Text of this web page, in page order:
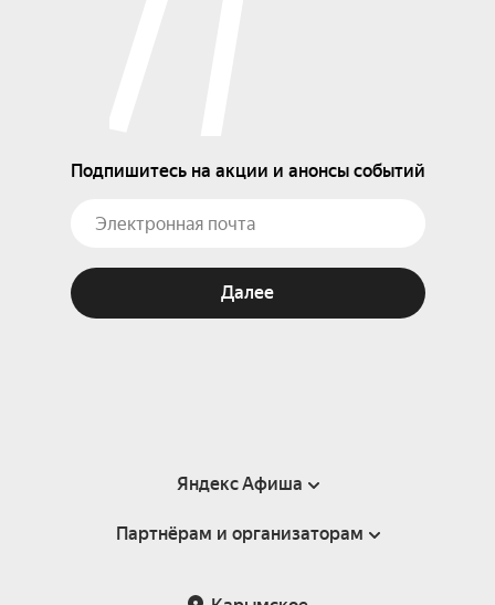
Подпишитесь на акции и анонсы событий
Далее
Яндекс Афиша
Справка
Партнёрам и организаторам